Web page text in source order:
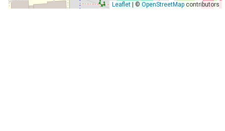
Leaflet| © OpenStreetMapcontributors